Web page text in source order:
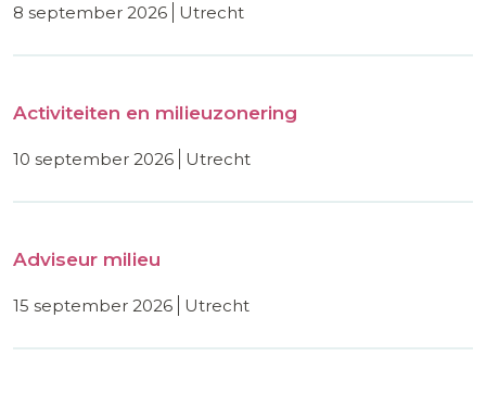
8 september 2026 utrecht
Activiteiten en milieuzonering
10 september 2026 utrecht
Adviseur milieu
15 september 2026 utrecht